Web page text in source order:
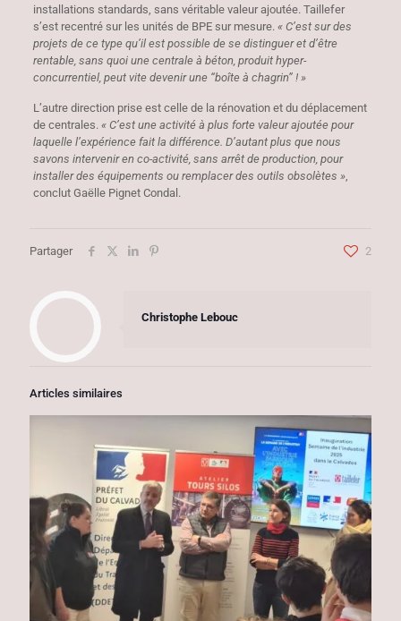
installations standards, sans véritable valeur ajoutée. Taillefer
s’est recentré sur les unités de BPE sur mesure. « C’est sur des
projets de ce type qu’il est possible de se distinguer et d’être
rentable, sans quoi une centrale à béton, produit hyper-
concurrentiel, peut vite devenir une “boîte à chagrin” ! »
L’autre direction prise est celle de la rénovation et du déplacement
de centrales. « C’est une activité à plus forte valeur ajoutée pour
laquelle l’expérience fait la différence. D’autant plus que nous
savons intervenir en co-activité, sans arrêt de production, pour
installer des équipements ou remplacer des outils obsolètes »,
conclut Gaëlle Pignet Condal.
Partager 2
Christophe Lebouc
Articles similaires